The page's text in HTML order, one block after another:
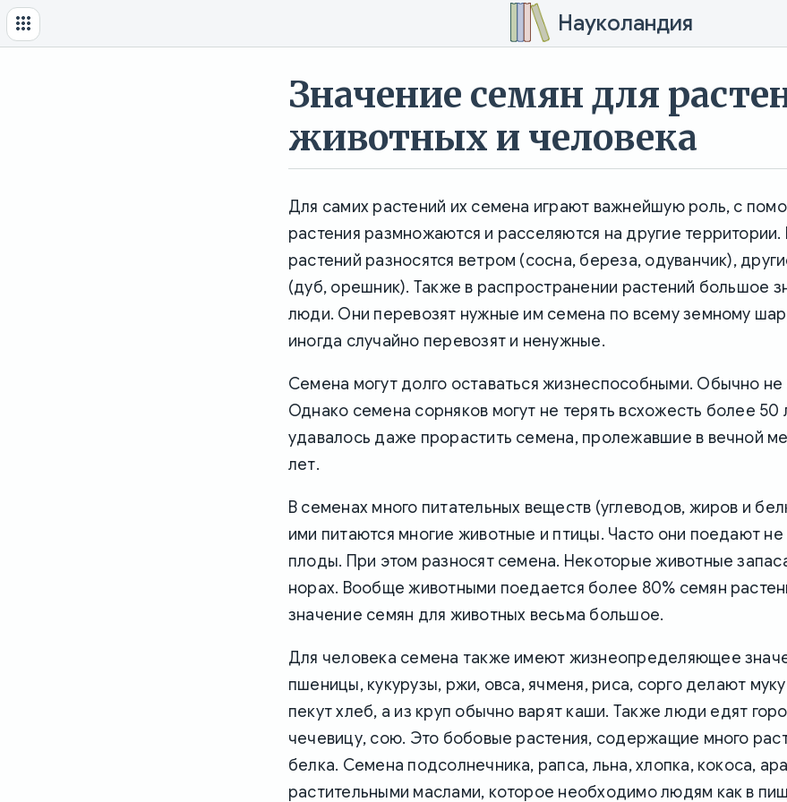
Науколандия
Значение семян для
животных и человека
Для самих растений их семена играют важнейшую роль, с
растения размножаются и расселяются на другие
растений разносятся ветром (сосна, береза, одуванчик),
(дуб, орешник). Также в распространении растений большое
люди. Они перевозят нужные им семена по всему земному
иногда случайно перевозят и ненужные.
Семена могут долго оставаться жизнеспособными. Обычно не
Однако семена сорняков могут не терять всхожесть более 50
удавалось даже прорастить семена, пролежавшие в вечной
лет.
В семенах много питательных веществ (углеводов, жиров и
ими питаются многие животные и птицы. Часто они поедают
плоды. При этом разносят семена. Некоторые животные
норах. Вообще животными поедается более 80% семян
значение семян для животных весьма большое.
Для человека семена также имеют жизнеопределяющее
пшеницы, кукурузы, ржи, овса, ячменя, риса, сорго делают муку
пекут хлеб, а из круп обычно варят каши. Также люди едят
чечевицу, сою. Это бобовые растения, содержащие много
белка. Семена подсолнечника, рапса, льна, хлопка, кокоса,
растительными маслами, которое необходимо людям как в